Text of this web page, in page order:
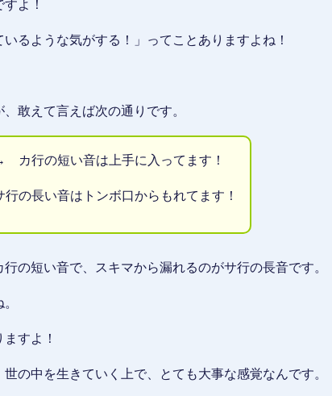
よ！
るような気がする！」ってことありますよね！
敢えて言えば次の通りです。
行の短い音は上手に入ってます！
長い音はトンボ口からもれてます！
の短い音で、スキマから漏れるのがサ行の長音です。
すよ！
の中を生きていく上で、とても大事な感覚なんです。